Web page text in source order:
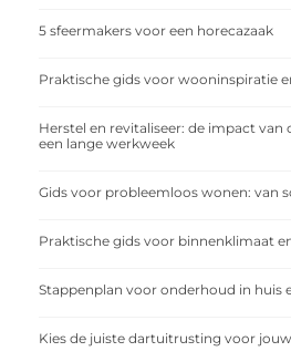
5 sfeermakers voor een horecazaak
Praktische gids voor wooninspiratie
Herstel en revitaliseer: de impact van
een lange werkweek
Gids voor probleemloos wonen: van
Praktische gids voor binnenklimaat
Stappenplan voor onderhoud in huis
Kies de juiste dartuitrusting voor